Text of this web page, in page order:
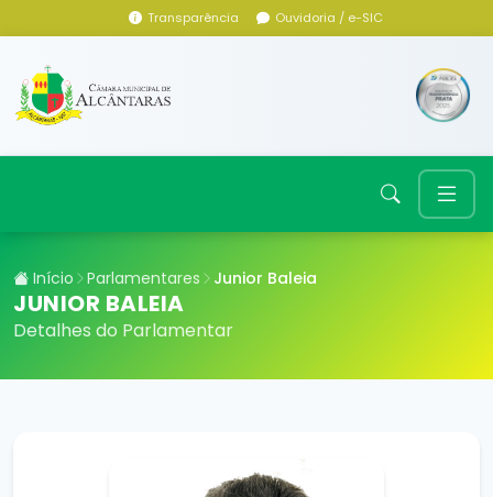
Transparência Ouvidoria / e-SIC
Início Parlamentares Junior Baleia
JUNIOR BALEIA
Detalhes do Parlamentar